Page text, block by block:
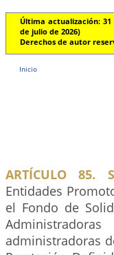
Última actualización:
de julio de 2026)
Derechos de autor
Inicio
ARTÍCULO 85.
Entidades
el Fondo de
administradoras